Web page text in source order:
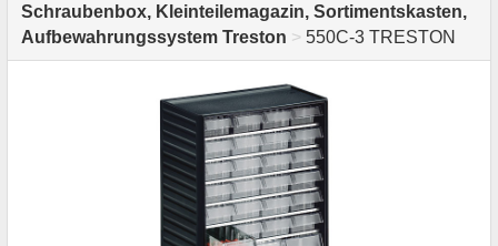
Schraubenbox, Kleinteilemagazin, Sortimentskasten,
Aufbewahrungssystem Treston > 550C-3 TRESTON